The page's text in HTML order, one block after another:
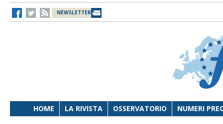
NEWSLETTER
HOME LA RIVISTA OSSERVATORIO NUMERI